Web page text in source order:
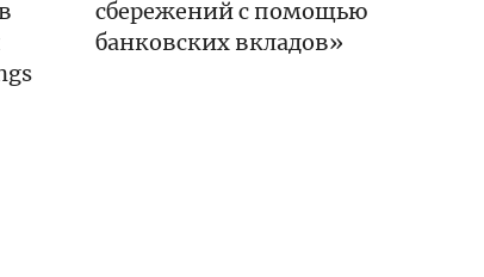
сбережений с помощью
банковских вкладов»